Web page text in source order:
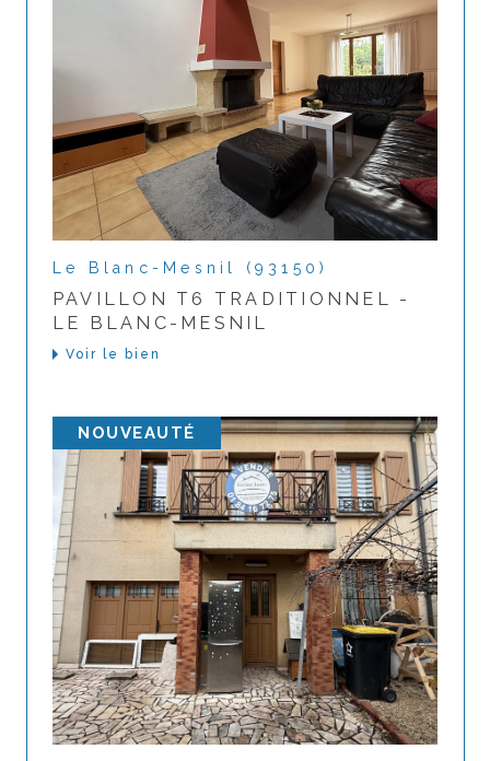
Le Blanc-Mesnil (93150)
PAVILLON T6 TRADITIONNEL -
LE BLANC-MESNIL
Voir le bien
NOUVEAUTÉ